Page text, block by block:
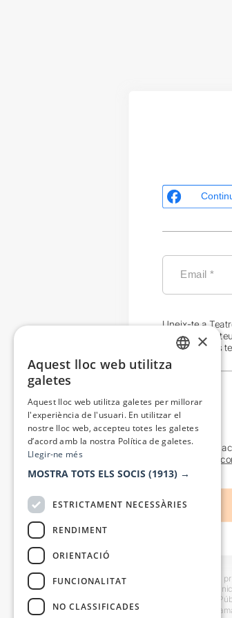
Uneix-te a
exclusives al
en funció dels
Actualitat
He llegit i
Informació bàsica sobre
usuaris i trametre
Destinataris: Escenes i
També es pot instar
×
Aquest lloc web utilitza
galetes
Aquest lloc web utilitza galetes per millorar
l'experiència de l'usuari. En utilitzar el
nostre lloc web, accepteu totes les galetes
d’acord amb la nostra Política de galetes.
Llegir-ne més
MOSTRA TOTS ELS SOCIS (1913) →
ESTRICTAMENT NECESSÀRIES
RENDIMENT
ORIENTACIÓ
FUNCIONALITAT
NO CLASSIFICADES